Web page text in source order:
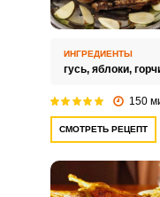
ИНГРЕДИЕНТЫ
гусь, яблоки,
150
СМОТРЕТЬ РЕЦЕПТ